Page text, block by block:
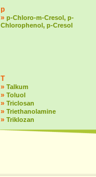
p
» p-Chloro-m-Cresol, p-
Chlorophenol, p-Cresol
T
» Talkum
» Toluol
» Triclosan
» Triethanolamine
» Triklozan